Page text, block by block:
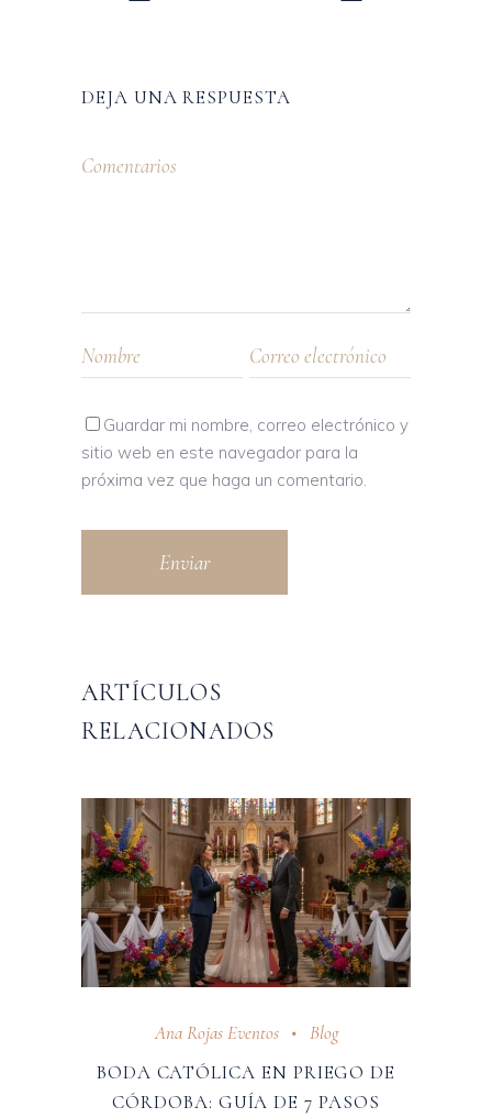
DEJA UNA RESPUESTA
Guardar mi nombre, correo electrónico y
sitio web en este navegador para la
próxima vez que haga un comentario.
Enviar
ARTÍCULOS
RELACIONADOS
Ana Rojas Eventos
Blog
BODA CATÓLICA EN PRIEGO DE
CÓRDOBA: GUÍA DE 7 PASOS